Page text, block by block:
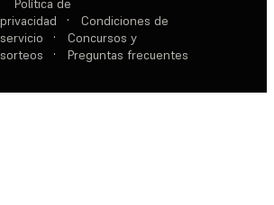
Política de
privacidad
·
Condiciones de
servicio
·
Concursos y
sorteos
· Preguntas frecuentes